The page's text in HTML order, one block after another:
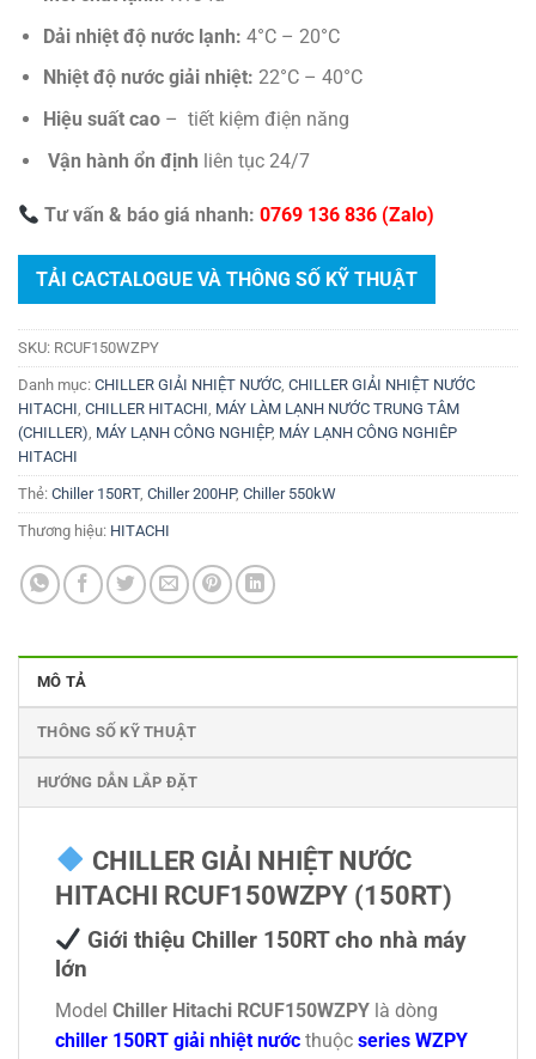
Dải nhiệt độ nước lạnh: 4°C – 20°C
Nhiệt độ nước giải nhiệt: 22°C – 40°C
Hiệu suất cao– tiết kiệm điện năng
Vận hành ổn định liên tục 24/7
Tư vấn & báo giá nhanh:0769 136 836 (Zalo)
TẢI CACTALOGUE VÀ THÔNG SỐ KỸ THUẬT
SKU: RCUF150WZPY
Danh mục: CHILLER GIẢI NHIỆT NƯỚC CHILLER GIẢI NHIỆT NƯỚC
HITACHI CHILLER HITACHI MÁY LÀM LẠNH NƯỚC TRUNG TÂM
(CHILLER) MÁY LẠNH CÔNG NGHIỆP, MÁY LẠNH CÔNG NGHIÊP
HITACHI
Thẻ: Chiller 150RT, Chiller 200HP, Chiller 550kW
Thương hiệu: HITACHI
MÔ TẢ
THÔNG SỐ KỸ THUẬT
HƯỚNG DẪN LẮP ĐẶT
CHILLER GIẢI NHIỆT NƯỚC
HITACHI RCUF150WZPY (150RT)
Giới thiệu Chiller 150RT cho nhà máy
lớn
Model Chiller Hitachi RCUF150WZPY là dòng
chiller 150RT giải nhiệt nước thuộc series WZPY